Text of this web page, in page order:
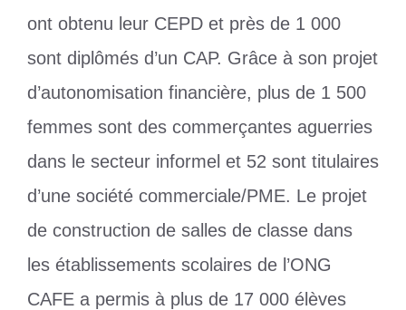
ont obtenu leur CEPD et près de 1 000
sont diplômés d’un CAP. Grâce à son projet
d’autonomisation financière, plus de 1 500
femmes sont des commerçantes aguerries
dans le secteur informel et 52 sont titulaires
d’une société commerciale/PME. Le projet
de construction de salles de classe dans
les établissements scolaires de l’ONG
CAFE a permis à plus de 17 000 élèves